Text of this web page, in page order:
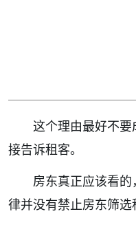
这个理由最好不
接告诉租客。
房东真正应该看
律并没有禁止房东筛选